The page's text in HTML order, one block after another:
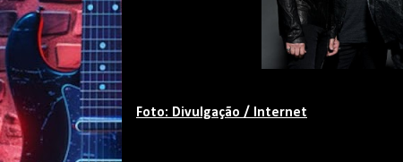
Foto: Divulgação / Internet